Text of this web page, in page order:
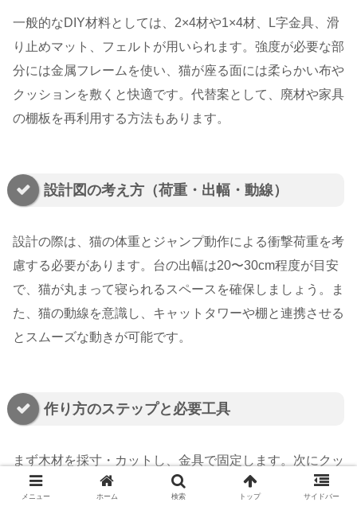
一般的なDIY材料としては、2×4材や1×4材、L字金具、滑
り止めマット、フェルトが用いられます。強度が必要な部
分には金属フレームを使い、猫が座る面には柔らかい布や
クッションを敷くと快適です。代替案として、廃材や家具
の棚板を再利用する方法もあります。
設計図の考え方（荷重・出幅・動線）
設計の際は、猫の体重とジャンプ動作による衝撃荷重を考
慮する必要があります。台の出幅は20〜30cm程度が目安
で、猫が丸まって寝られるスペースを確保しましょう。ま
た、猫の動線を意識し、キャットタワーや棚と連携させる
とスムーズな動きが可能です。
作り方のステップと必要工具
まず木材を採寸・カットし、金具で固定します。次にクッ
ション材を貼り、布でカバーを作成。最後に窓枠に固定し
メニュー ホーム 検索 トップ サイドバー